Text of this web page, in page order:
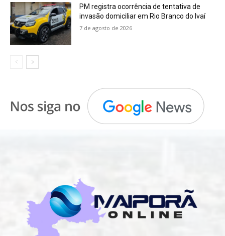
PM registra ocorrência de tentativa de
invasão domiciliar em Rio Branco do Ivaí
7 de agosto de 2026